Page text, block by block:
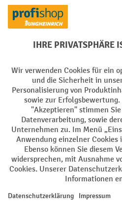
PayPal
Soziale Netzwerke
Impressum
Barrierefreiheit Privacy
Alle Preise exkl. gesetzl.
Nachnahmegebühren, wenn nicht
¹ Der Rabatt gilt so lange der Vorrat
oder Gutscheinen ist nicht möglich. | ²